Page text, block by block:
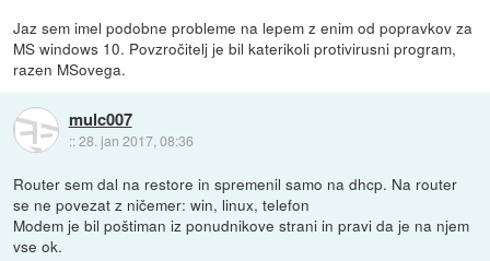
Jaz sem imel podobne probleme na lepem z enim od popravkov za
MS windows 10. Povzročitelj je bil katerikoli protivirusni program,
razen MSovega.
mulc007
::28. jan 2017, 08:36
Router sem dal na restore in spremenil samo na dhcp. Na router
se ne povezat z ničemer: win, linux, telefon
Modem je bil poštiman iz ponudnikove strani in pravi da je na njem
vse ok.